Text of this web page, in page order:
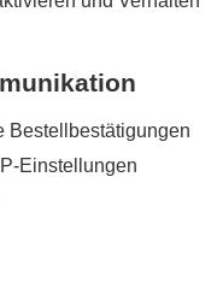
Bestellbestätigungen
Einstellungen